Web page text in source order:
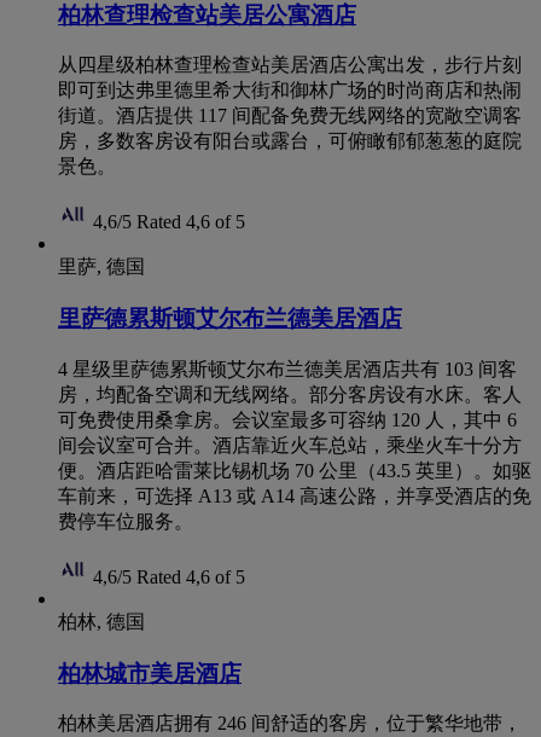
柏林查理检查站美居公寓酒店
从四星级柏林查理检查站美居酒店公寓出发，步行片刻
即可到达弗里德里希大街和御林广场的时尚商店和热闹
街道。酒店提供 117 间配备免费无线网络的宽敞空调客
房，多数客房设有阳台或露台，可俯瞰郁郁葱葱的庭院
景色。
4,6/5 Rated 4,6 of 5
里萨, 德国
里萨德累斯顿艾尔布兰德美居酒店
4 星级里萨德累斯顿艾尔布兰德美居酒店共有 103 间客
房，均配备空调和无线网络。部分客房设有水床。客人
可免费使用桑拿房。会议室最多可容纳 120 人，其中 6
间会议室可合并。酒店靠近火车总站，乘坐火车十分方
便。酒店距哈雷莱比锡机场 70 公里（43.5 英里）。如驱
车前来，可选择 A13 或 A14 高速公路，并享受酒店的免
费停车位服务。
4,6/5 Rated 4,6 of 5
柏林, 德国
柏林城市美居酒店
柏林美居酒店拥有 246 间舒适的客房，位于繁华地带，